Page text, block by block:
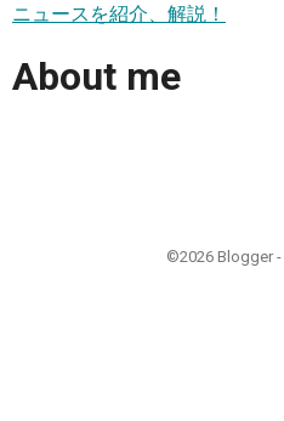
ニュースを紹介、解説！
About me
©2026 Blogger -